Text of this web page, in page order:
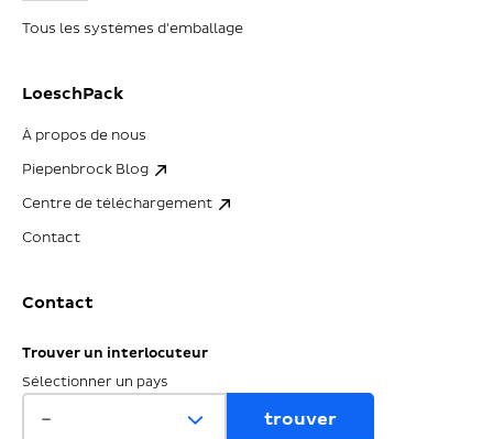
Tous les systèmes d'emballage
LoeschPack
À propos de nous
Piepenbrock Blog
Centre de téléchargement
Contact
Contact
Trouver un interlocuteur
Sélectionner un pays